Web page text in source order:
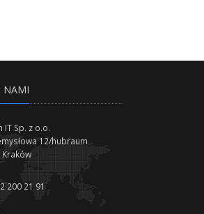
NAMI
IT Sp. z o.o.
12/hubraum
200 21 91